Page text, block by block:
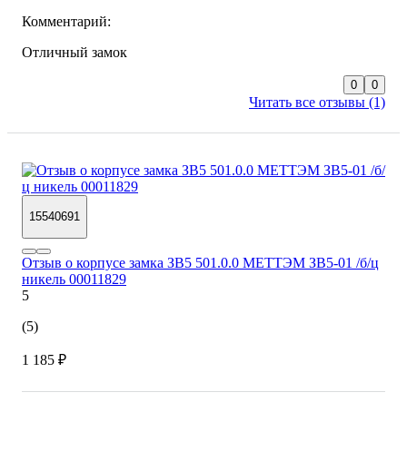
Комментарий:
Отличный замок
Читать все отзывы (1)
0 0
15540691
Отзыв о корпусе замка ЗВ5 501.0.0 МЕТТЭМ ЗВ5-01 /б/ц
никель 00011829
5
(5)
1 185 ₽